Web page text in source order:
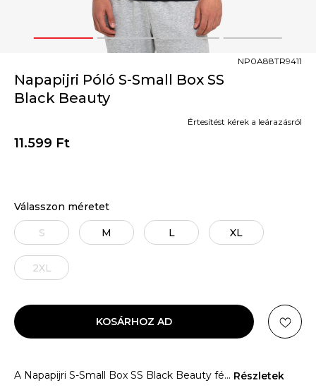
1 2 3 4
Napapijri Póló S-Small Box SS
Black Beauty
NP0A88TR9411
11.599 Ft
Értesítést kérek a leárazásról
Válasszon méretet
S M L XL
2XL
KOSÁRHOZ AD
A Napapijri S-Small Box SS Black Beauty fé... Részletek